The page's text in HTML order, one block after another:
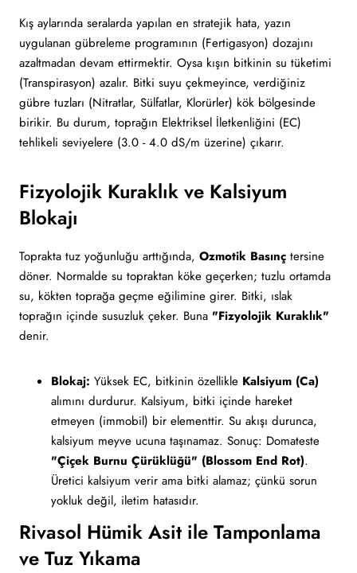
Kış aylarında seralarda yapılan en stratejik hata, yazın
uygulanan gübreleme programının (Fertigasyon) dozajını
azaltmadan devam ettirmektir. Oysa kışın bitkinin su tüketimi
(Transpirasyon) azalır. Bitki suyu çekmeyince, verdiğiniz
gübre tuzları (Nitratlar, Sülfatlar, Klorürler) kök bölgesinde
birikir. Bu durum, toprağın Elektriksel İletkenliğini (EC)
tehlikeli seviyelere (3.0 - 4.0 dS/m üzerine) çıkarır.
Fizyolojik Kuraklık ve Kalsiyum
Blokajı
Toprakta tuz yoğunluğu arttığında, Ozmotik Basınç tersine
döner. Normalde su topraktan köke geçerken; tuzlu ortamda
su, kökten toprağa geçme eğilimine girer. Bitki, ıslak
toprağın içinde susuzluk çeker. Buna "Fizyolojik Kuraklık"
denir.
Blokaj: Yüksek EC, bitkinin özellikle Kalsiyum (Ca)
alımını durdurur. Kalsiyum, bitki içinde hareket
etmeyen (immobil) bir elementtir. Su akışı durunca,
kalsiyum meyve ucuna taşınamaz. Sonuç: Domateste
"Çiçek Burnu Çürüklüğü" (Blossom End Rot).
Üretici kalsiyum verir ama bitki alamaz; çünkü sorun
yokluk değil, iletim hatasıdır.
Rivasol Hümik Asit ile Tamponlama
ve Tuz Yıkama